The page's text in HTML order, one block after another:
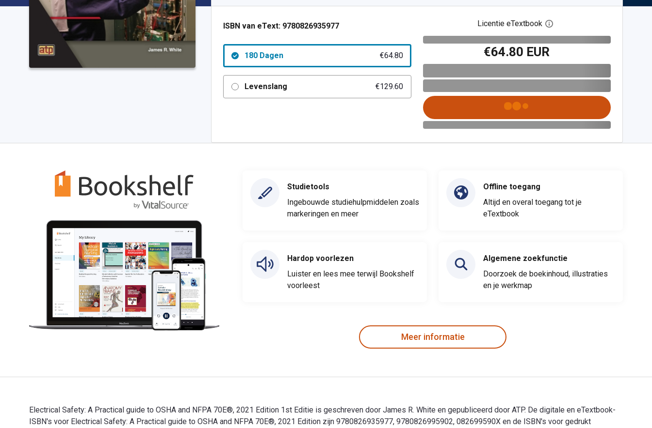
ISBN van eText: 9780826935977
180 Dagen €64.80
Levenslang €129.60
Licentie eTextbook Open het dialoogvenster
€64.80 EUR
Studietools
Ingebouwde studiehulpmiddelen zoals
markeringen en meer
Hardop voorlezen
Luister en lees mee terwijl Bookshelf
voorleest
Offline toegang
Altijd en overal toegang tot je
eTextbook
Algemene zoekfunctie
Doorzoek de boekinhoud, illustraties
en je werkmap
Meer informatie
Electrical Safety: A Practical guide to OSHA and NFPA 70E®, 2021 Edition 1st Editie is geschreven door James R. White en gepubliceerd door ATP. De digitale en eTextbook-
ISBN's voor Electrical Safety: A Practical guide to OSHA and NFPA 70E®, 2021 Edition zijn 9780826935977, 9780826995902, 082699590X en de ISBN's voor gedrukt